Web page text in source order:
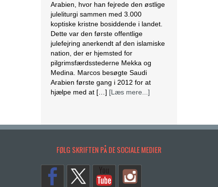
Arabien, hvor han fejrede den østlige
juleliturgi sammen med 3.000
koptiske kristne bosiddende i landet.
Dette var den første offentlige
julefejring anerkendt af den islamiske
nation, der er hjemsted for
pilgrimsfærdsstederne Mekka og
Medina. Marcos besøgte Saudi
Arabien første gang i 2012 for at
hjælpe med at […] [Læs mere...]
efter lovændring
par af samme køn har fundet sted
Costa Rica det første
centralamerikanske land, der tillader
FØLG SKRIFTEN PÅ DE SOCIALE MEDIER